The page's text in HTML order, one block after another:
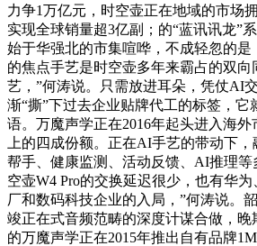
力争1万亿元，时空壶正在地域的市场
实现全球销量超3亿副；的“蓝讯讯龙”
始于华强北的市集喧哗，不成轻忽的
的焦点手艺是时空壶多年来霸占的双
艺，”何涛说。只需放进耳朵，凭仗AI
渐“撕”下过去企业贴牌代工的标签，它
语。万魔声学正在2016年起头进入海
上的四成份额。正在AI手艺的带动下
帮手、健康监测、活动反馈、AI推理
空壶W4 Pro的交换延迟很少，也有华
厂和数码科技企业的入局，”何涛说。
竣正在式音频范畴的深度计谋合做，晚
的万魔声学正在2015年推出自有品牌